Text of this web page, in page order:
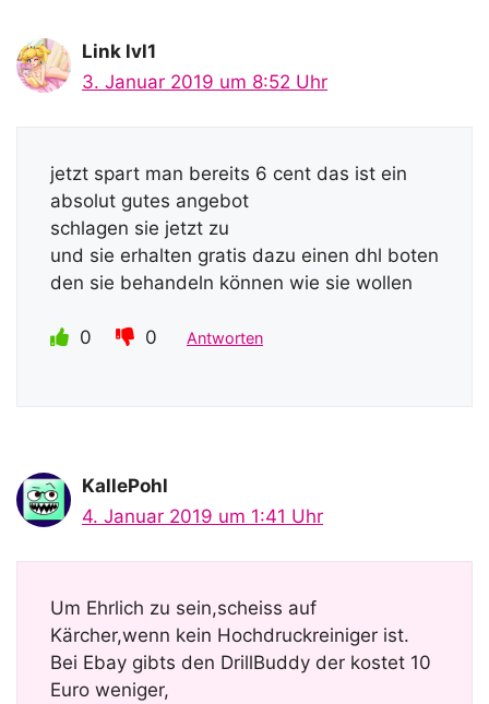
Link lvl1
3. Januar 2019 um 8:52 Uhr
jetzt spart man bereits 6 cent das ist ein
absolut gutes angebot
schlagen sie jetzt zu
und sie erhalten gratis dazu einen dhl boten
den sie behandeln können wie sie wollen
0 0 Antworten
KallePohl
4. Januar 2019 um 1:41 Uhr
Um Ehrlich zu sein,scheiss auf
Kärcher,wenn kein Hochdruckreiniger ist.
Bei Ebay gibts den DrillBuddy der kostet 10
Euro weniger,